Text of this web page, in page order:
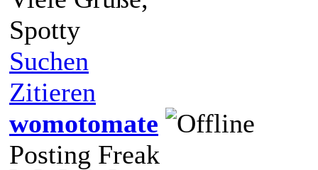
Spotty
Suchen
Zitieren
womotomate
Posting Freak